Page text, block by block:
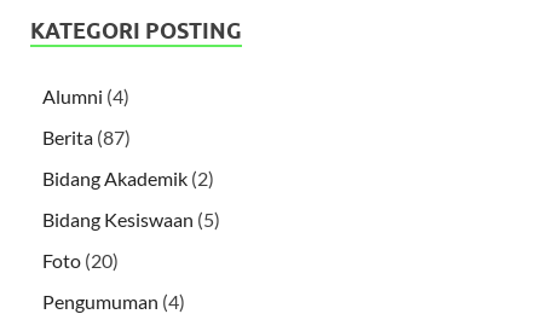
KATEGORI POSTING
Alumni (4)
Berita (87)
Bidang Akademik (2)
Bidang Kesiswaan (5)
Foto (20)
Pengumuman (4)